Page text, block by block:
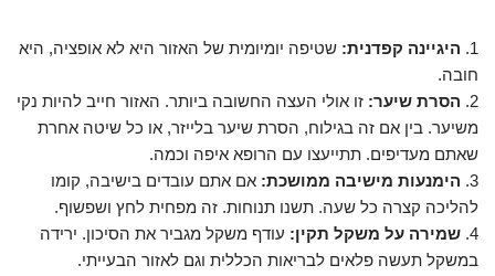
1. היגיינה קפדנית: שטיפה יומיומית של האזור היא לא אופציה, היא
חובה.
2. הסרת שיער: זו אולי העצה החשובה ביותר. האזור חייב להיות נקי
משיער. בין אם זה בגילוח, הסרת שיער בלייזר, או כל שיטה אחרת
שאתם מעדיפים. תתייעצו עם הרופא איפה וכמה.
3. הימנעות מישיבה ממושכת: אם אתם עובדים בישיבה, קומו
להליכה קצרה כל שעה. תשנו תנוחות. זה מפחית לחץ ושפשוף.
4. שמירה על משקל תקין: עודף משקל מגביר את הסיכון. ירידה
במשקל תעשה פלאים לבריאות הכללית וגם לאזור הבעייתי.